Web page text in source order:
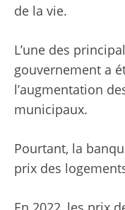
de la vie.
L’une des
gouvernement a
l’augmentation
municipaux.
Pourtant, la
prix des